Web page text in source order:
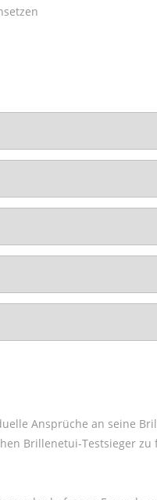
Ansprüche an seine
Brillenetui-Testsieger